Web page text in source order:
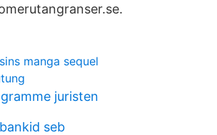
manga sequel
juristen
seb